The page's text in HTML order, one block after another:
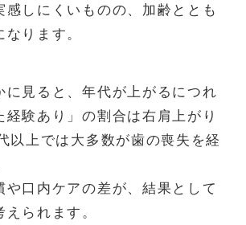
感しにくいものの、加齢ととも
ります。
に見ると、年代が上がるにつれ
経験あり」の割合は右肩上がり
以上では大多数が歯の喪失を経
や口内ケアの差が、結果として
られます。